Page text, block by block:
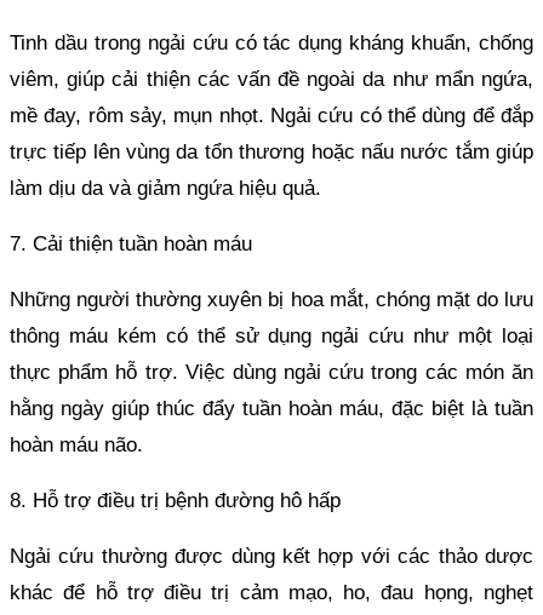
Tinh dầu trong ngải cứu có tác dụng kháng khuẩn, chống
viêm, giúp cải thiện các vấn đề ngoài da như mẩn ngứa,
mề đay, rôm sảy, mụn nhọt. Ngải cứu có thể dùng để đắp
trực tiếp lên vùng da tổn thương hoặc nấu nước tắm giúp
làm dịu da và giảm ngứa hiệu quả.
7. Cải thiện tuần hoàn máu
Những người thường xuyên bị hoa mắt, chóng mặt do lưu
thông máu kém có thể sử dụng ngải cứu như một loại
thực phẩm hỗ trợ. Việc dùng ngải cứu trong các món ăn
hằng ngày giúp thúc đẩy tuần hoàn máu, đặc biệt là tuần
hoàn máu não.
8. Hỗ trợ điều trị bệnh đường hô hấp
Ngải cứu thường được dùng kết hợp với các thảo dược
khác để hỗ trợ điều trị cảm mạo, ho, đau họng, nghẹt